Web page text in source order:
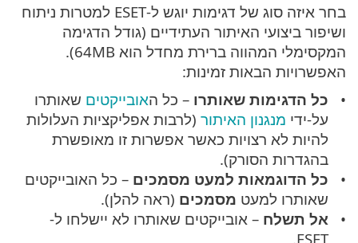
בחר איזה סוג של דגימות יוגש ל-ESET למטרות ניתוח
ושיפור ביצועי האיתור העתידיים (גודל הדגימה
המקסימלי המהווה ברירת מחדל הוא 64MB).
האפשרויות הבאות זמינות:
כל הדגימות שאותרו – כל האובייקטים שאותרו
על-ידי מנגנון האיתור (לרבות אפליקציות העלולות
להיות לא רצויות כאשר אפשרות זו מאופשרת
בהגדרות הסורק).
כל הדוגמאות למעט מסמכים – כל האובייקטים
שאותרו למעט מסמכים (ראה להלן).
אל תשלח – אובייקטים שאותרו לא יישלחו ל-
ESET.